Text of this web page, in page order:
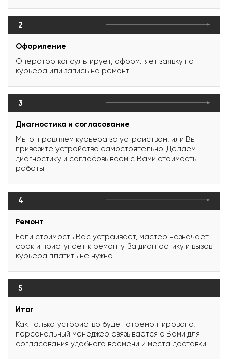
2
Оформление
Оператор консультирует, оформляет заявку на
курьера или запись на ремонт.
3
Диагностика и согласование
Мы отправляем курьера за устройством, или Вы
привозите устройство самостоятельно. Делаем
диагностику и согласовываем с Вами стоимость
работы.
4
Ремонт
Если стоимость Вас устраивает, мастер назначает
срок и приступает к ремонту. За диагностику и вызов
курьера платить не нужно.
5
Итог
Как только устройство будет отремонтировано,
персональный менеджер связывается с Вами для
согласования удобного времени и места доставки.